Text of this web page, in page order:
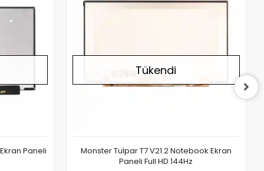
Paneli
Tükendi
Monster Tulpar T7 V21.2 Notebook Ekran
Paneli Full HD 144Hz